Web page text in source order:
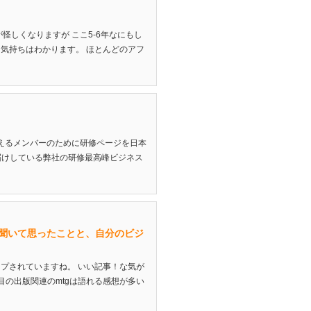
しくなりますが ここ5-6年なにもし
持ちはわかります。 ほとんどのアフ
るメンバーのために研修ページを日本
している弊社の研修最高峰ビジネス
いて思ったことと、自分のビジ
されていますね。 いい記事！な気が
の出版関連のmtgは語れる感想が多い